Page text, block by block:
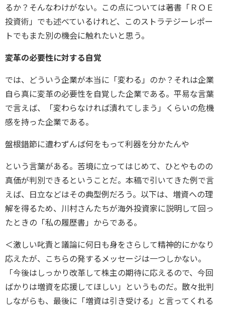
るか？そんなわけがない。この点については著書「ＲＯＥ
投資術」でも述べているけれど、このストラテジーレポー
トでもまた別の機会に触れたいと思う。
変革の必要性に対する自覚
では、どういう企業が本当に「変わる」のか？それは企業
自ら真に変革の必要性を自覚した企業である。平易な言葉
で言えば、「変わらなければ潰れてしまう」くらいの危機
感を持った企業である。
盤根錯節に遭わずんば何をもって利器を分かたんや
という言葉がある。苦境に立ってはじめて、ひとやものの
真価が判別できるということだ。本稿で引いてきた例で言
えば、日立などはその典型例だろう。以下は、増資への理
解を得るため、川村さんたちが海外投資家に説明して回っ
たときの「私の履歴書」からである。
＜激しい叱責と議論に何日も身をさらして精神的にかなり
応えたが、こちらの発するメッセージは一つしかない。
「今後はしっかり改革して株主の期待に応えるので、今回
ばかりは増資を応援してほしい」というものだ。散々批判
しながらも、最後に「増資は引き受ける」と言ってくれる